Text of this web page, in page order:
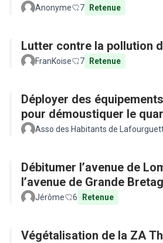
Anonyme 7 Retenue
Lutter contre la pollution
FranKoise 7 Retenue
Déployer des
pour démoustiquer le
Asso des Habitants de
Débitumer l’avenue de
l’avenue de Grande
Jérôme 6 Retenue
Végétalisation de la ZA